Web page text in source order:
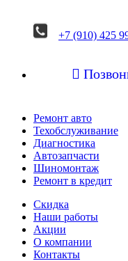
+7 (910) 425

Ремонт авто
Техобслуживание
Диагностика
Автозапчасти
Шиномонтаж
Ремонт в кредит
Скидка
Наши работы
Акции
О компании
Контакты